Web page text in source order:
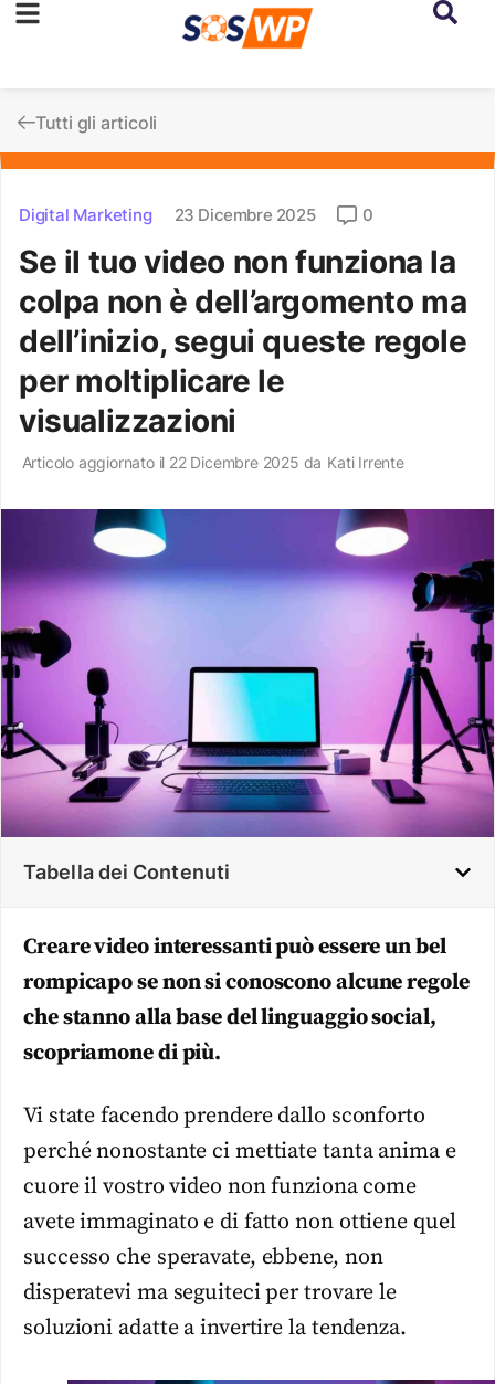
Tutti gli articoli
Digital Marketing 23 Dicembre 2025 0
Se il tuo video non funziona la
colpa non è dell’argomento ma
dell’inizio, segui queste regole
per moltiplicare le
visualizzazioni
Articolo aggiornato il 22 Dicembre 2025 da Kati Irrente
Tabella dei Contenuti
Creare video interessanti può essere un bel
rompicapo se non si conoscono alcune regole
che stanno alla base del linguaggio social,
scopriamone di più.
Vi state facendo prendere dallo sconforto
perché nonostante ci mettiate tanta anima e
cuore il vostro video non funziona come
avete immaginato e di fatto non ottiene quel
successo che speravate, ebbene, non
disperatevi ma seguiteci per trovare le
soluzioni adatte a invertire la tendenza.